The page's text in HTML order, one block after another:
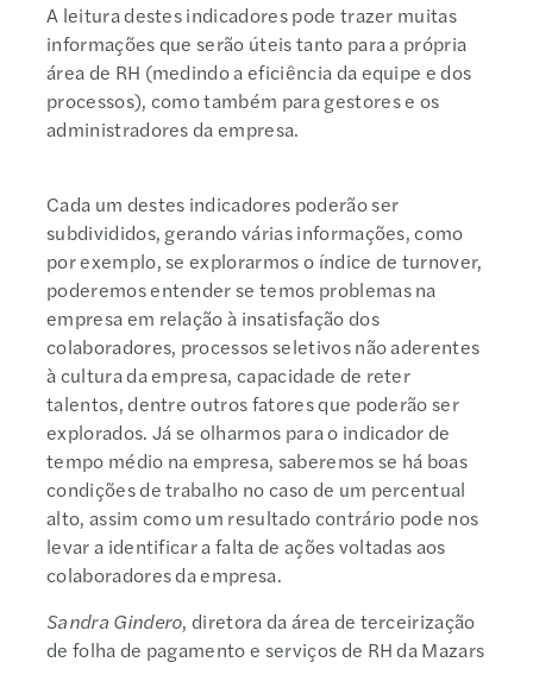
A leitura destes indicadores pode trazer muitas
informações que serão úteis tanto para a própria
área de RH (medindo a eficiência da equipe e dos
processos), como também para gestores e os
administradores da empresa.
Cada um destes indicadores poderão ser
subdivididos, gerando várias informações, como
por exemplo, se explorarmos o índice de turnover,
poderemos entender se temos problemas na
empresa em relação à insatisfação dos
colaboradores, processos seletivos não aderentes
à cultura da empresa, capacidade de reter
talentos, dentre outros fatores que poderão ser
explorados. Já se olharmos para o indicador de
tempo médio na empresa, saberemos se há boas
condições de trabalho no caso de um percentual
alto, assim como um resultado contrário pode nos
levar a identificar a falta de ações voltadas aos
colaboradores da empresa.
Sandra Gindero, diretora da área de terceirização
de folha de pagamento e serviços de RH da Mazars